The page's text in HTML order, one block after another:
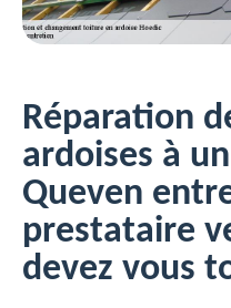
Réparation
ardoises à
Queven
prestataire
devez vous